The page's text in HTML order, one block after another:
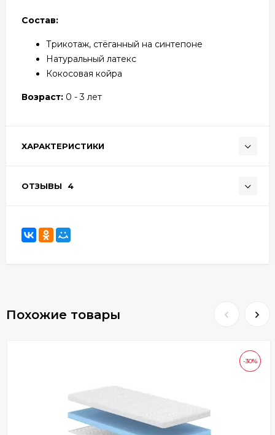
Состав:
Трикотаж, стёганный на синтепоне
Натуральный латекс
Кокосовая койра
Возраст: 0 - 3 лет
ХАРАКТЕРИСТИКИ
ОТЗЫВЫ 4
Похожие товары
-30%